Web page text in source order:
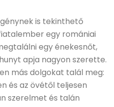
is tekinthető
egy romániai
egy énekesnőt,
apja nagyon szerette.
más dolgokat talál meg:
és az övétől teljesen
szerelmet és talán